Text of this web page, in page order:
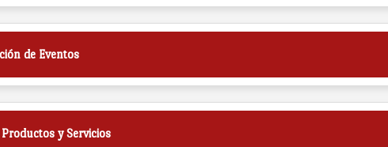
de Eventos
y Servicios